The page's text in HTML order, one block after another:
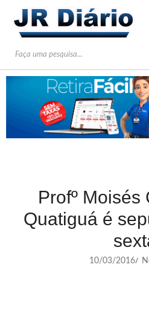
Profº Moisés
Quatiguá é
10/03/2016/